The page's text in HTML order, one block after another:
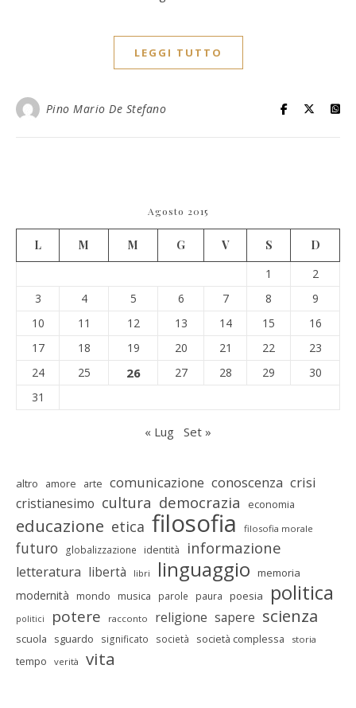
LEGGI TUTTO
Pino Mario De Stefano
Agosto 2015
L M M G V S
D
1
2
3
4 5 6 7 8
9
10
11 12 13 14 15
16
17
18 19 20 21 22
23
24
25 26 27 28 29
30
31
« Lug Set »
altro amore arte comunicazione conoscenza crisi
cristianesimo cultura democrazia economia
educazione etica filosofia filosofia morale
futuro globalizzazione identità informazione
letteratura libertà libri linguaggio memoria
modernità mondo musica parole paura poesia politica
politici potere racconto religione sapere scienza
scuola sguardo significato società società complessa storia
tempo verità vita